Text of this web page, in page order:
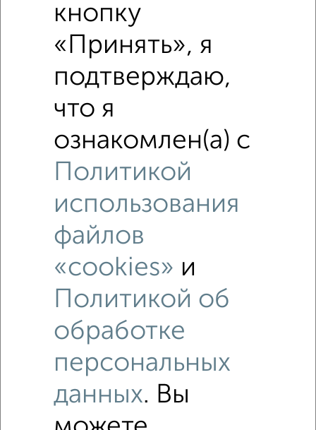
Недалеко от Советская 1 с ценой ниже
2-к квартира, на длительный срок, 45м², 3/5 этаж
в месяц
Климова 34А
кнопку
«Принять», я
подтверждаю,
что я
ознакомлен(а) с
Политикой
использования
файлов
«cookies» и
Политикой об
обработке
персональных
данных. Вы